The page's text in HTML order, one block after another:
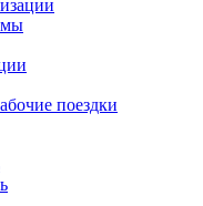
поездки